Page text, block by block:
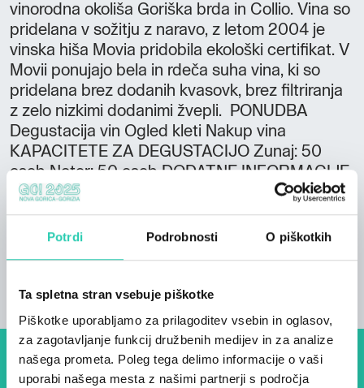
Potrdi Podrobnosti O piškotkih
Ta spletna stran vsebuje piškotke
Piškotke uporabljamo za prilagoditev vsebin in oglasov,
za zagotavljanje funkcij družbenih medijev in za analize
našega prometa. Poleg tega delimo informacije o vaši
uporabi našega mesta z našimi partnerji s področja
vinorodna okoliša Goriška brda in Collio. Vina so
pridelana v sožitju z naravo, z letom 2004 je
vinska hiša Movia pridobila ekološki certifikat. V
Movii ponujajo bela in rdeča suha vina, ki so
pridelana brez dodanih kvasovk, brez filtriranja
z zelo nizkimi dodanimi žvepli. PONUDBA
Degustacija vin Ogled kleti Nakup vina
KAPACITETE ZA DEGUSTACIJO Zunaj: 50
oseb Noter: 50 oseb DODATNE INFORMACIJE
Dostopno z avtobusom Možno plačilo s
kreditnimi karticami
Dogodki, članki in zgodbe iz